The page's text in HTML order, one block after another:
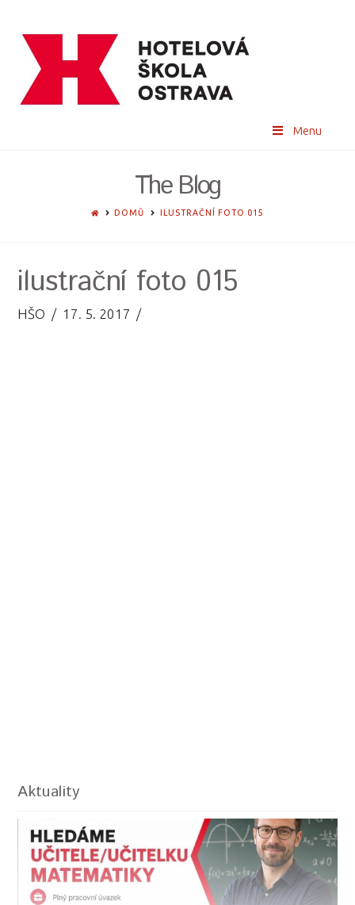
Menu
The Blog
HOMEDOMŮ ILUSTRAČNÍ FOTO 015
ilustrační foto 015
HŠO 17. 5. 2017
Aktuality